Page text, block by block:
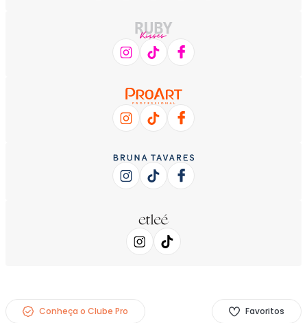
Conheça o Clube Pro Favoritos